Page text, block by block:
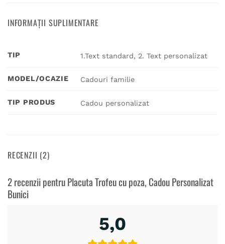
INFORMAȚII SUPLIMENTARE
TIP 1.Text standard, 2. Text personalizat
MODEL/OCAZIE Cadouri familie
TIP PRODUS Cadou personalizat
RECENZII (2)
2 recenzii pentruPlacuta Trofeu cu poza, Cadou Personalizat
Bunici
5,0